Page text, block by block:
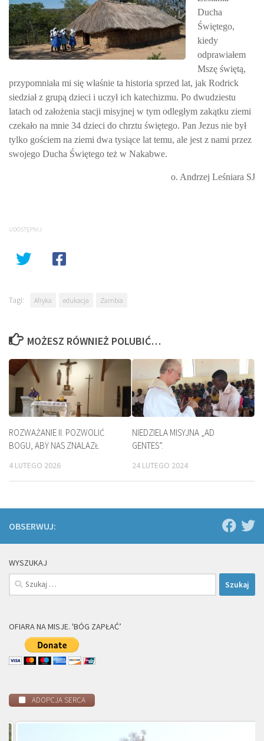
Ducha
Świętego,
kiedy
odprawiałem
Mszę świętą,
przypomniała mi się właśnie ta historia sprzed lat, jak Rodrick
siedział z grupą dzieci i uczył ich katechizmu. Po dwudziestu
latach od założenia stacji misyjnej w tym odległym zakątku ziemi
czekało na mnie 34 dzieci do chrztu świętego. Pan Jezus nie był
tylko gościem na ziemi dwa tysiące lat temu, ale jest z nami przez
swojego Ducha Świętego też w Nakabwe.
o. Andrzej Leśniara SJ
UDOSTĘPNIJ
Tagi: Afryka edukacja Zambia
MOŻESZ RÓWNIEŻ POLUBIĆ…
ROZWAŻANIE II. POZWOLIĆ
BOGU, ABY NAS ZNALAZŁ
4 LUTEGO 2026
NIEDZIELA MISYJNA „AD
GENTES”.
24 LUTEGO 2024
OBSERWUJ:
WYSZUKAJ
Szukaj:
OFIARA NA MISJE. 'BÓG ZAPŁAĆ’
ADOPCJA SERCA